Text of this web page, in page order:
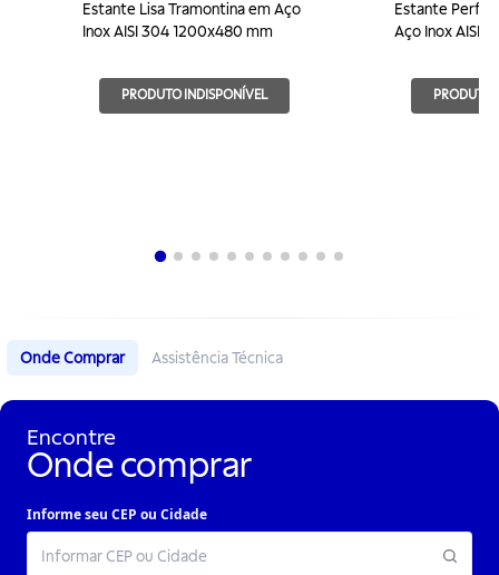
Estante Lisa Tramontina em Aço
Inox AISI 304 1200x480 mm
PRODUTO INDISPONÍVEL
Estante
Aço Inox AISI
PRODUTO
Onde Comprar Assistência Técnica
Encontre
Onde comprar
Informe seu CEP ou Cidade